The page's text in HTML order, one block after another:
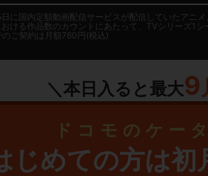
に国内定額動画配信サービスが配信していたアニ
ける作品数のカウントにあたって、TVシリーズ1シ
のご契約は月額760円(税込)
＼本日入ると最大9
ドコモのケー
じめての方は初